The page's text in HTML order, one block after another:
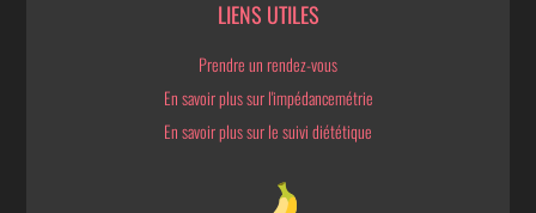
LIENS UTILES
Prendre un rendez-vous
En savoir plus sur l'impédancemétrie
En savoir plus sur le suivi diététique